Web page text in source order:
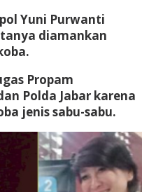
Yuni Purwanti
diamankan
Propam
Polda Jabar karena
jenis sabu-sabu.